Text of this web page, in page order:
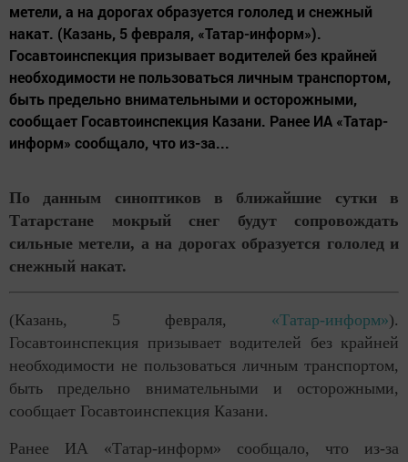
метели, а на дорогах образуется гололед и снежный
накат. (Казань, 5 февраля, «Татар-информ»).
Госавтоинспекция призывает водителей без крайней
необходимости не пользоваться личным транспортом,
быть предельно внимательными и осторожными,
сообщает Госавтоинспекция Казани. Ранее ИА «Татар-
информ» сообщало, что из-за...
По данным синоптиков в ближайшие сутки в
Татарстане мокрый снег будут сопровождать
сильные метели, а на дорогах образуется гололед и
снежный накат.
(Казань, 5 февраля, «Татар-информ»).
Госавтоинспекция призывает водителей без крайней
необходимости не пользоваться личным транспортом,
быть предельно внимательными и осторожными,
сообщает Госавтоинспекция Казани.
Ранее ИА «Татар-информ» сообщало, что из-за